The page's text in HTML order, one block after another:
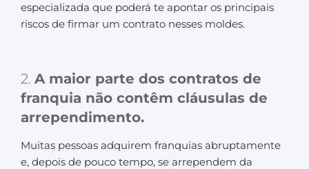
especializada que poderá te apontar os principais
riscos de firmar um contrato nesses moldes.
2. A maior parte dos contratos de
franquia não contêm cláusulas de
arrependimento.
Muitas pessoas adquirem franquias abruptamente
e, depois de pouco tempo, se arrependem da